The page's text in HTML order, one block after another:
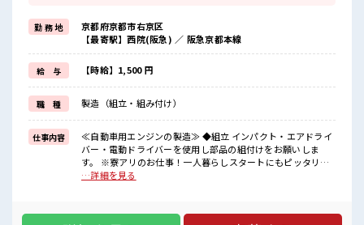
高時給+程よい残業で高収入が目指せちゃう♪
≪1R寮完備≫
自宅～職場が遠くても興味があれば安心して応募できちゃう！
自分で部屋を借りるより安く住めちゃうかも？
生活に便利な家電付きなので初期費用も節約できる☆
≪ヘアカラーOKで自由な雰囲気の職場≫
明るすぎたり奇抜でなければ基本的に自由！
(規定有)≪機能的な制服アリ≫
制服があるので毎日の服装の悩み解消♪
≪無料駐車場あり≫
マイカー通勤もOK！
≪食堂あり≫
カフェテリア形式になっていておしゃれでメニューも豊富★
派手すぎなければ多少のヘアカラーもOKなのはウレシイPoint☆
勤 務 地
京都府京都市右京区
【最寄駅】西院(阪急) ／ 阪急京都本線
給 与 【時給】1,500 円
職 種 製造（組立・組み付け）
仕事内容
≪自動車用エンジンの製造≫ ◆組立 インパクト・エアドライ
バー・電動ドライバーを使用し部品の組付けをお願いしま
す。 ※寮アリのお仕事！一人暮らしスタートにもピッタリ♪
■お仕事PR ≪寮費無料≫ 家電付き1R寮完備！ 寮費は無料な
職場が遠くても興味があれば安心して応募できちゃう！ 自分
…詳細を見る